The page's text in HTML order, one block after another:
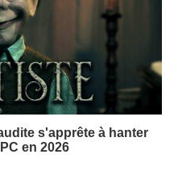
s'apprête à hanter
en 2026